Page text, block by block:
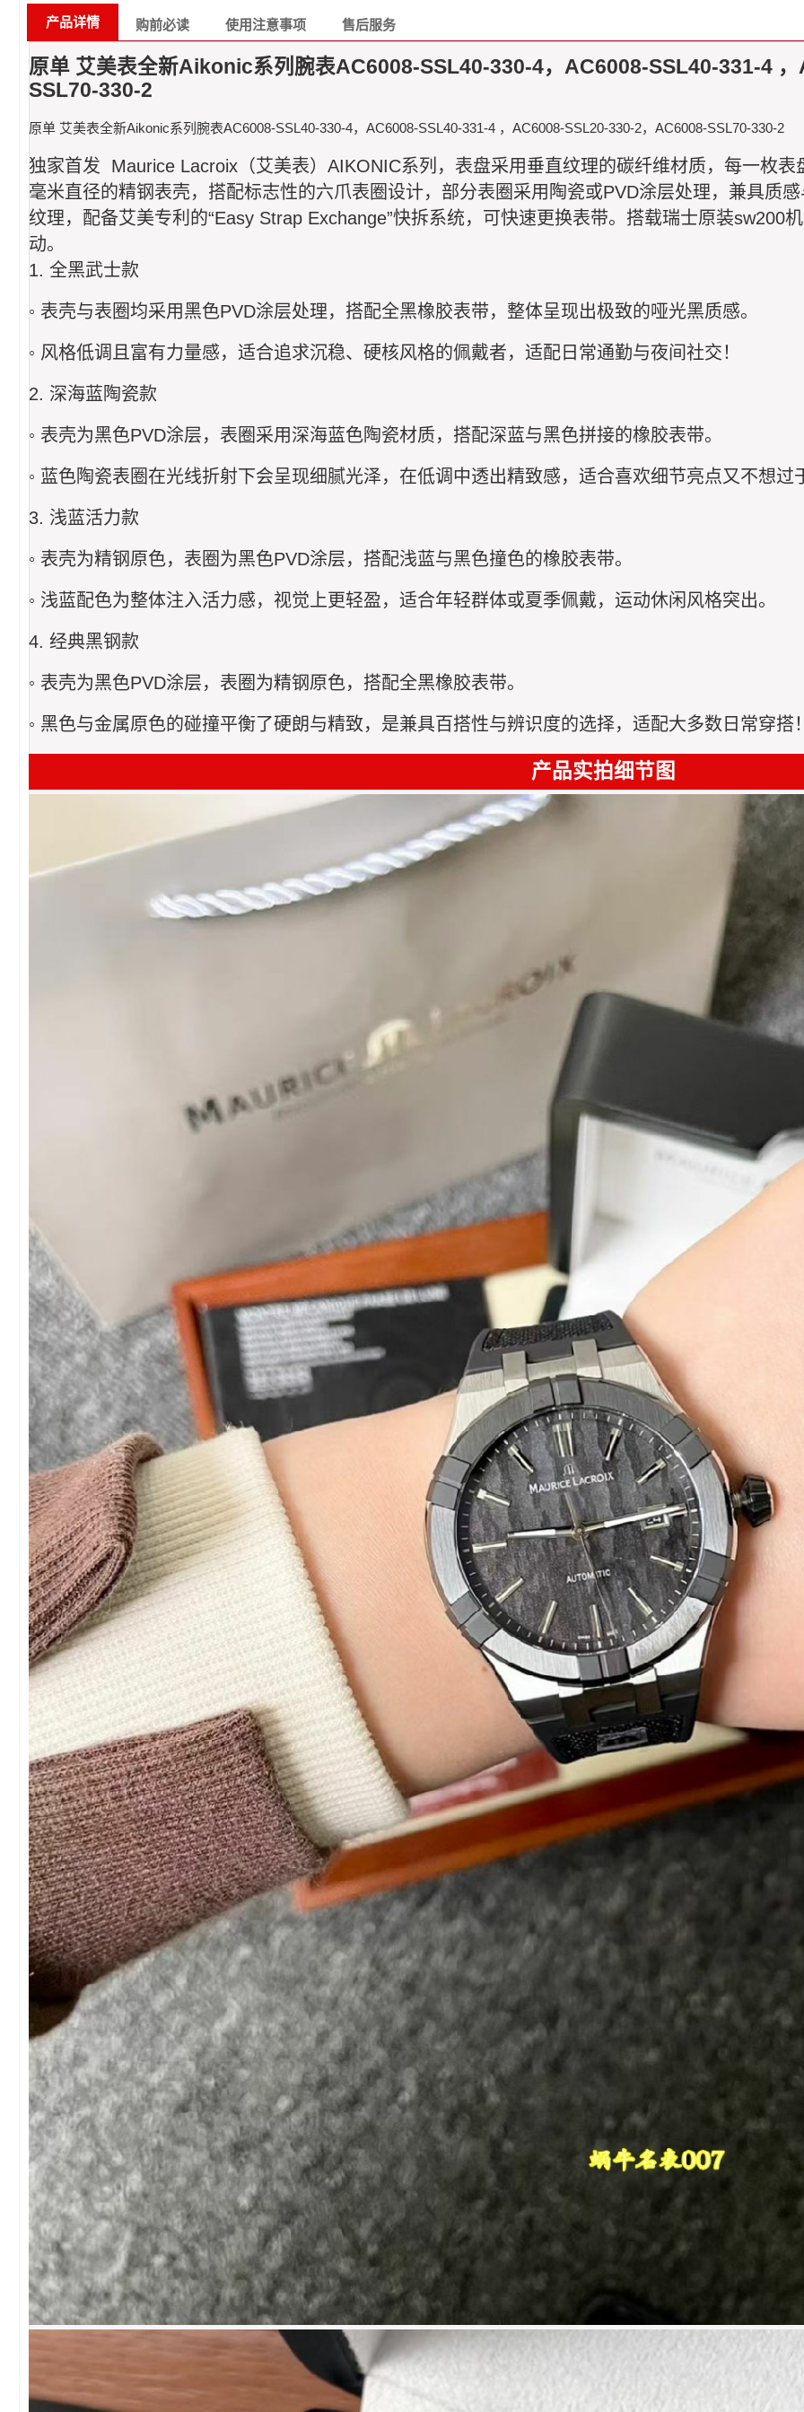
产品详情 购前必读 使用注意事项 售后服务
原单 艾美表全新Aikonic系列腕表AC6008-SSL40-330-4，AC6008-SSL40-331-4
SSL70-330-2
原单 艾美表全新Aikonic系列腕表AC6008-SSL40-330-4，AC6008-SSL40-331-4 ，AC6008-SSL20-330-2，AC6008-SSL70-330-2
独家首发 Maurice Lacroix（艾美表）AIKONIC系列，表盘采用垂直纹理的碳纤维材质，每一枚
毫米直径的精钢表壳，搭配标志性的六爪表圈设计，部分表圈采用陶瓷或PVD涂层处理，兼具质
纹理，配备艾美专利的“Easy Strap Exchange”快拆系统，可快速更换表带。搭载瑞士原装sw200
动。
1. 全黑武士款
◦ 表壳与表圈均采用黑色PVD涂层处理，搭配全黑橡胶表带，整体呈现出极致的哑光黑质感。
◦ 风格低调且富有力量感，适合追求沉稳、硬核风格的佩戴者，适配日常通勤与夜间社交！
2. 深海蓝陶瓷款
◦ 表壳为黑色PVD涂层，表圈采用深海蓝色陶瓷材质，搭配深蓝与黑色拼接的橡胶表带。
◦ 蓝色陶瓷表圈在光线折射下会呈现细腻光泽，在低调中透出精致感，适合喜欢细节亮点又不想过
3. 浅蓝活力款
◦ 表壳为精钢原色，表圈为黑色PVD涂层，搭配浅蓝与黑色撞色的橡胶表带。
◦ 浅蓝配色为整体注入活力感，视觉上更轻盈，适合年轻群体或夏季佩戴，运动休闲风格突出。
4. 经典黑钢款
◦ 表壳为黑色PVD涂层，表圈为精钢原色，搭配全黑橡胶表带。
◦ 黑色与金属原色的碰撞平衡了硬朗与精致，是兼具百搭性与辨识度的选择，适配大多数日常穿搭
产品实拍细节图